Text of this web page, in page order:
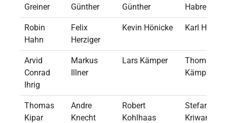
Greiner
Günther
Günther
Habrech
Robin
Hahn
Felix
Herziger
Kevin Hönicke Karl Hübner
Arvid
Conrad
Ihrig
Markus
Illner
Lars Kämper
Thomas
Kämpfe
Thomas
Kipar
Andre
Knecht
Robert
Kohlhaas
Stefan
Kriwanek